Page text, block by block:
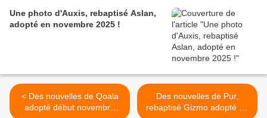
Une photo d'Auxis, rebaptisé Aslan,
adopté en novembre 2025 !
< Des nouvelles de Qoala
adopté début novembre
Des nouvelles de Pur,
rebaptisé Gizmo adopté en